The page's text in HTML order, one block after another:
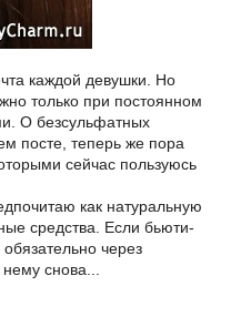
каждой девушки. Но
только при постоянном
О безсульфатных
посте, теперь же пора
сейчас пользуюсь
как натуральную
средства. Если бьюти-
через
снова...